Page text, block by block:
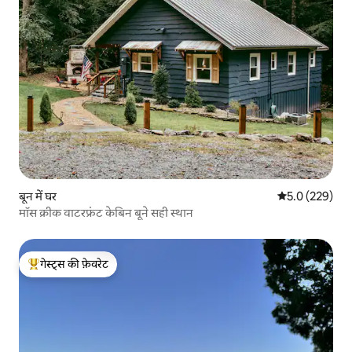
बून में घर औसत रेटिंग 5 में
5.0 (229)
मॉस क्रीक वाटरफ्रंट केबिन बूने सही स्थान
गेस्ट्स का टॉप फ़ेवरेट
गेस्ट्स की फ़ेवरेट